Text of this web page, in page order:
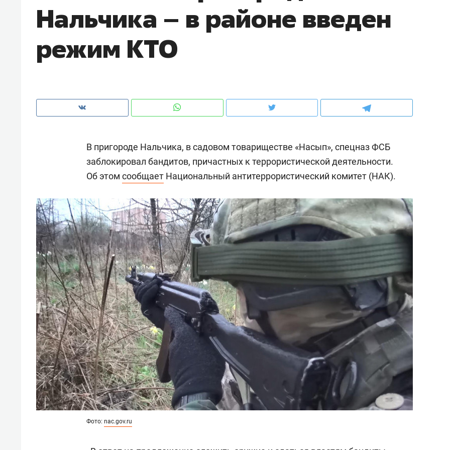
Нальчика – в районе введен
режим КТО
В пригороде Нальчика, в садовом товариществе «Насып», спецназ ФСБ
заблокировал бандитов, причастных к террористической деятельности.
Об этом сообщает Национальный антитеррористический комитет (НАК).
Фото: nac.gov.ru
чем интересен Оман?
о трехкратном росте цен, дотошных
клиентах и чудных запросах мастеров налогах и развитии без
Оставить шум за волной: как
строят тишину в казанском
ЖК «Заря»
Психотерапевт «Фороса»:
«Директорский невроз» –
когда человек не считает
свою сверхнагрузку
стрессом»
Рекомендуем
Дизайнер-прораб
Наседкина: «Ремонт
с мебелью за 2
для меня это